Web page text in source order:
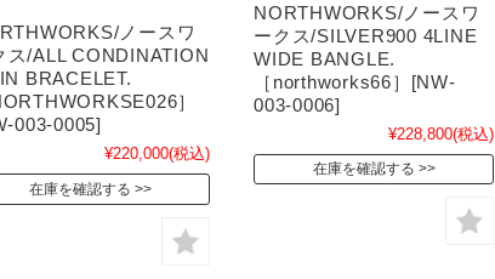
ノースワ
ス/ALL CONDINATION
BRACELET.
］
003-0005]
¥220,000(税込)
在庫を確認する
NORTHWORKS/ノースワ
ークス/SILVER900 4LINE
WIDE BANGLE.
［northworks66］[NW-
003-0006]
¥228,800(税込)
在庫を確認する